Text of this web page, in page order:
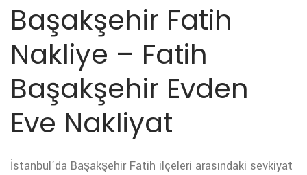
Başakşehir Fatih
Nakliye – Fatih
Başakşehir Evden
Eve Nakliyat
İstanbul’da Başakşehir Fatih ilçeleri arasındaki sevkiyat